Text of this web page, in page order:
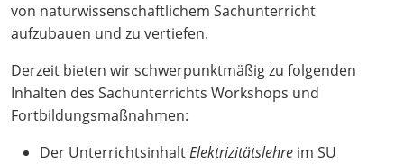
von naturwissenschaftlichem Sachunterricht
aufzubauen und zu vertiefen.
Derzeit bieten wir schwerpunktmäßig zu folgenden
Inhalten des Sachunterrichts Workshops und
Fortbildungsmaßnahmen:
Der UnterrichtsinhaltElektrizitätslehre im SU